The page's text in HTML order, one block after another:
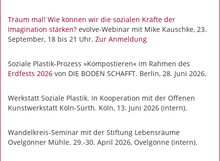
Träum mal! Wie können wir die sozialen Kräfte der
Imagination stärken? evolve-Webinar mit Mike Kauschke, 23.
September, 18 bis 21 Uhr. Zur Anmeldung
Soziale Plastik-Prozess »Kompostieren« im Rahmen des
Erdfests 2026 von DIE BODEN SCHAFFT. Berlin, 28. Juni 2026.
Werkstatt Soziale Plastik. In Kooperation mit der Offenen
Kunstwerkstatt Köln-Sürth. Köln, 13. Juni 2026 (intern).
Wandelkreis-Seminar mit der Stiftung Lebensräume
Ovelgönner Mühle. 29.-30. April 2026, Ovelgönne (intern).